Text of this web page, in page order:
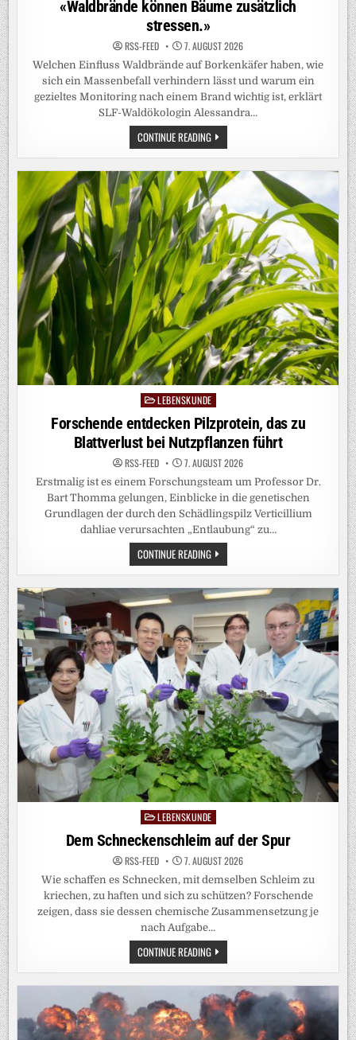
«Waldbrände können Bäume zusätzlich
stressen.»
RSS-FEED 7. AUGUST 2026
Welchen Einfluss Waldbrände auf Borkenkäfer haben, wie
sich ein Massenbefall verhindern lässt und warum ein
gezieltes Monitoring nach einem Brand wichtig ist, erklärt
SLF-Waldökologin Alessandra…
CONTINUE READING«WALDBRÄNDE
KÖNNEN
BÄUME
STRESSEN.»
PostedLEBENSKUNDE
Forschende entdecken Pilzprotein, das zu
Blattverlust bei Nutzpflanzen führt
RSS-FEED 7. AUGUST 2026
Erstmalig ist es einem Forschungsteam um Professor Dr.
Bart Thomma gelungen, Einblicke in die genetischen
Grundlagen der durch den Schädlingspilz Verticillium
dahliae verursachten „Entlaubung“ zu…
CONTINUE READINGFORSCHENDE
ENTDECKEN
PILZPROTEIN,
ZU
BLATTVERLUST
BEI
NUTZPFLANZEN
FÜHRT
Posted
in
LEBENSKUNDE
Dem Schneckenschleim auf der Spur
RSS-FEED 7. AUGUST 2026
Wie schaffen es Schnecken, mit demselben Schleim zu
kriechen, zu haften und sich zu schützen? Forschende
zeigen, dass sie dessen chemische Zusammensetzung je
nach Aufgabe…
CONTINUE READINGDEM
SCHNECKENSCHLEIM
AUF
SPUR